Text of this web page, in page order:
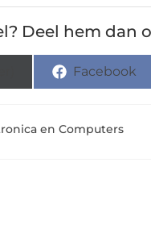
Deel hem dan
Facebook
en Computers